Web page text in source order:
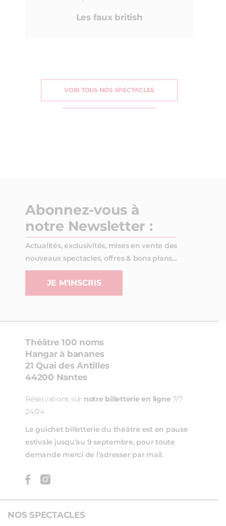
Les faux british
VOIR TOUS NOS SPECTACLES
Abonnez-vous à
notre Newsletter :
Actualités, exclusivités, mises en vente des
nouveaux spectacles, offres & bons plans…
JE M'INSCRIS
NOS SPECTACLES
Théâtre 100 noms
Hangar à bananes
21 Quai des Antilles
44200 Nantes
Réservations sur notre billetterie en ligne 7/7
24/24
Le guichet billetterie du théâtre est en pause
estivale jusqu’au 9 septembre, pour toute
demande merci de l’adresser par mail.